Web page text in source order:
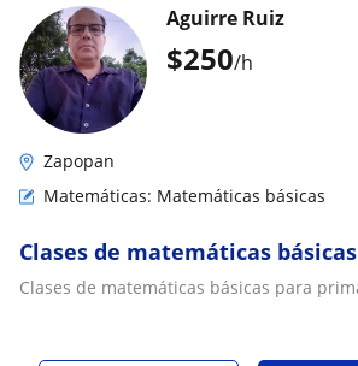
$250/h
Aguirre Ruiz
Zapopan
Matemáticas: Matemáticas básicas
Clases de matemáticas
Clases de matemáticas básicas para